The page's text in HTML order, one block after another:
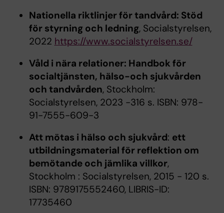
Nationella riktlinjer för tandvård: Stöd
för styrning och ledning, Socialstyrelsen,
2022 https://www.socialstyrelsen.se/
Våld i nära relationer: Handbok för
socialtjänsten, hälso-och sjukvården
och tandvården, Stockholm:
Socialstyrelsen, 2023 -316 s. ISBN: 978-
91-7555-609-3
Att mötas i hälso och sjukvård: ett
utbildningsmaterial för reflektion om
bemötande och jämlika villkor,
Stockholm : Socialstyrelsen, 2015 - 120 s.
ISBN: 9789175552460, LIBRIS-ID:
17735460